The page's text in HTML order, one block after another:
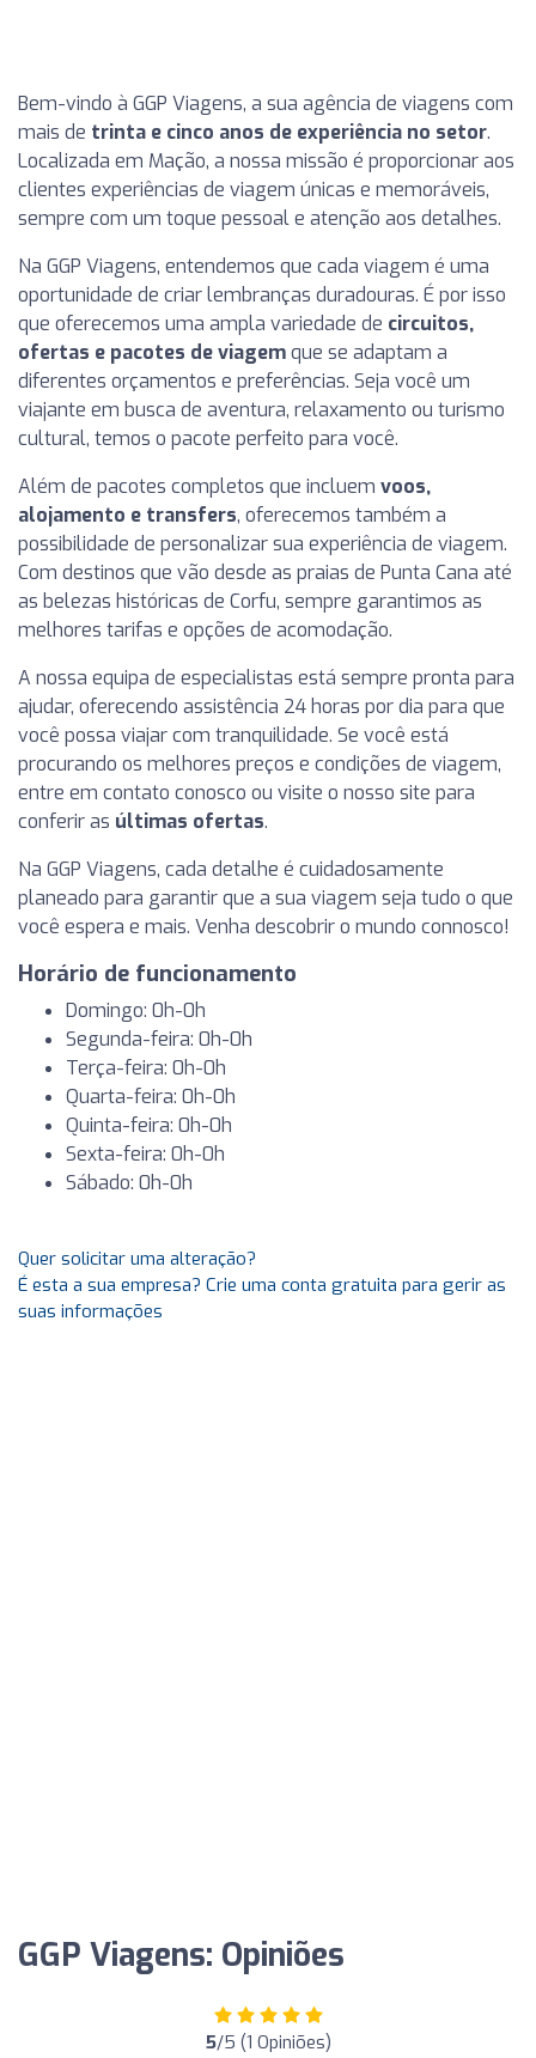
Bem-vindo à GGP Viagens, a sua agência de viagens com
mais de trinta e cinco anos de experiência no setor.
Localizada em Mação, a nossa missão é proporcionar aos
clientes experiências de viagem únicas e memoráveis,
sempre com um toque pessoal e atenção aos detalhes.
Na GGP Viagens, entendemos que cada viagem é uma
oportunidade de criar lembranças duradouras. É por isso
que oferecemos uma ampla variedade de circuitos,
ofertas e pacotes de viagemque se adaptam a
diferentes orçamentos e preferências. Seja você um
viajante em busca de aventura, relaxamento ou turismo
cultural, temos o pacote perfeito para você.
Além de pacotes completos que incluem voos,
alojamento e transfers, oferecemos também a
possibilidade de personalizar sua experiência de viagem.
Com destinos que vão desde as praias de Punta Cana até
as belezas históricas de Corfu, sempre garantimos as
melhores tarifas e opções de acomodação.
A nossa equipa de especialistas está sempre pronta para
ajudar, oferecendo assistência 24 horas por dia para que
você possa viajar com tranquilidade. Se você está
procurando os melhores preços e condições de viagem,
entre em contato conosco ou visite o nosso site para
conferir as últimas ofertas.
Na GGP Viagens, cada detalhe é cuidadosamente
planeado para garantir que a sua viagem seja tudo o que
você espera e mais. Venha descobrir o mundo connosco!
Horário de funcionamento
Domingo: 0h-0h
Segunda-feira: 0h-0h
Terça-feira: 0h-0h
Quarta-feira: 0h-0h
Quinta-feira: 0h-0h
Sexta-feira: 0h-0h
Sábado: 0h-0h
Quer solicitar uma alteração?
É esta a sua empresa? Crie uma conta gratuita para gerir as
suas informações
GGP Viagens: Opiniões
5/5 (1 Opiniões)